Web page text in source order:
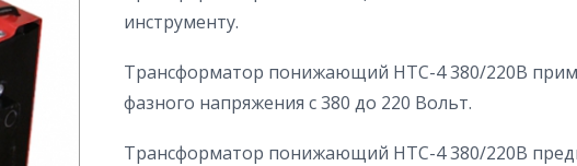
инструменту.
Трансформатор понижающий НТС-4 380/220В
фазного напряжения с 380 до 220 Вольт.
Трансформатор понижающий НТС-4 380/220В